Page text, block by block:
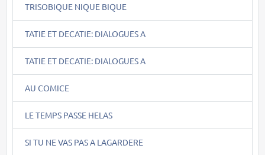
TRISOBIQUE NIQUE BIQUE
TATIE ET DECATIE: DIALOGUES A
TATIE ET DECATIE: DIALOGUES A
AU COMICE
LE TEMPS PASSE HELAS
SI TU NE VAS PAS A LAGARDERE